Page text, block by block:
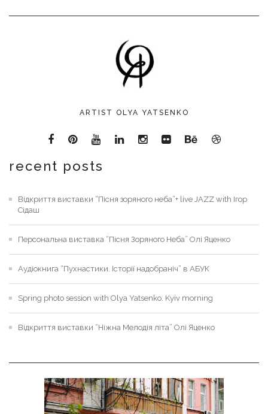
ARTIST OLYA YATSENKO
recent posts
Відкриття виставки “Пісня зоряного неба”+ live JAZZ with Ігор
Сідаш
Персональна виставка “Пісня Зоряного Неба” Олі Яценко
Аудіокнига “Пухнастики. Історії надобраніч” в АБУК
Spring photo session with Olya Yatsenko. Kyiv morning
Відкриття виставки “Ніжна Мелодія літа” Олі Яценко